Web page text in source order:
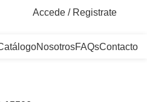
Accede / Registrate
NosotrosFAQsContacto